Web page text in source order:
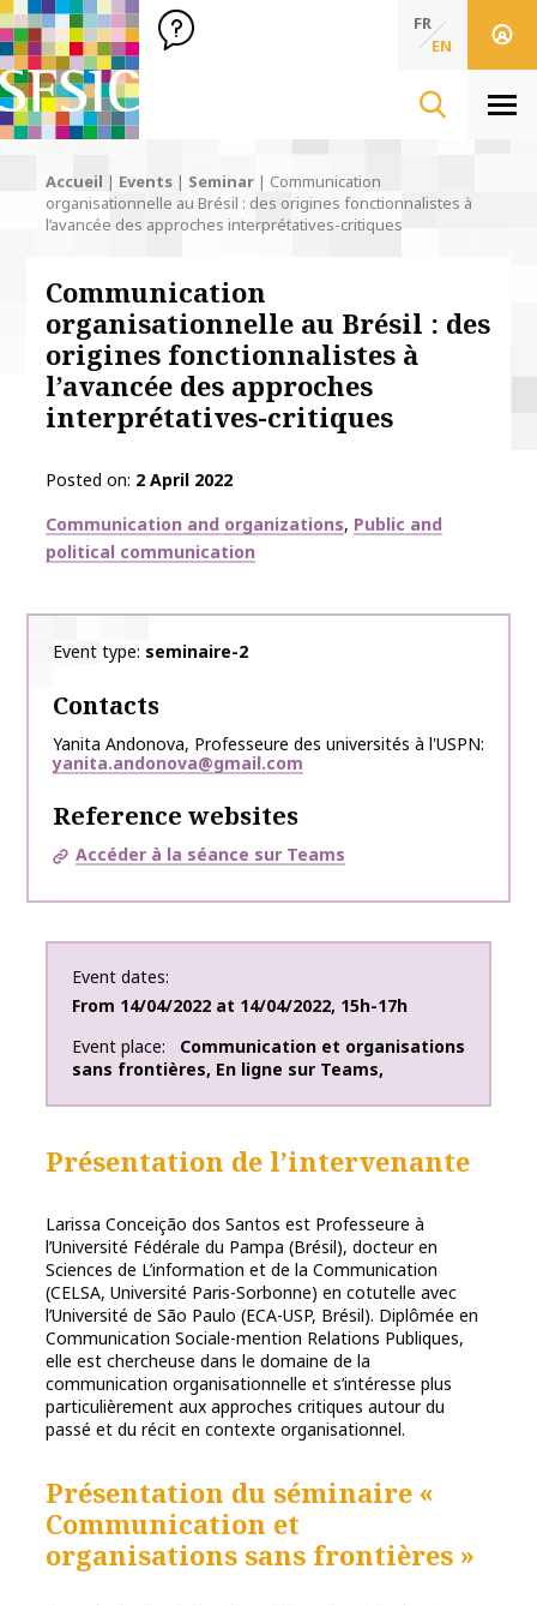
SFSIC Société Française des Sciences de l'Information & de
Société Française des Sciences de
FR
EN
Accueil | Events | Seminar | Communication
organisationnelle au Brésil : des origines fonctionnalistes à
l’avancée des approches interprétatives-critiques
Communication
organisationnelle au Brésil : des
origines fonctionnalistes à
l’avancée des approches
interprétatives-critiques
Posted on 2 April 2022
Thématiques
Communication and organizations Public and
political communication
Event type seminaire-2
Contacts
Yanita Andonova, Professeure des universités à l'USPN
yanita.andonova@gmail.com
Reference websites
Accéder à la séance sur Teams
Event dates
From 14/04/2022 at 14/04/2022, 15h-17h
Event place
Communication et organisations
sans frontières, En ligne sur Teams,
Présentation de l’intervenante
Larissa Conceição dos Santos est Professeure à
l’Université Fédérale du Pampa (Brésil), docteur en
Sciences de L’information et de la Communication
(CELSA, Université Paris-Sorbonne) en cotutelle avec
l’Université de São Paulo (ECA-USP, Brésil). Diplômée en
Communication Sociale-mention Relations Publiques,
elle est chercheuse dans le domaine de la
communication organisationnelle et s’intéresse plus
particulièrement aux approches critiques autour du
passé et du récit en contexte organisationnel.
Présentation du séminaire «
Communication et
organisations sans frontières »